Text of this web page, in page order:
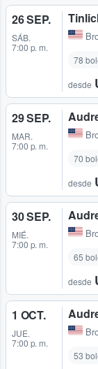
26 SEP.
SÁB.
7:00 p. m.
78
desde
29 SEP.
MAR.
7:00 p. m.
70
desde
30 SEP.
MIÉ.
7:00 p. m.
65
desde
1 OCT.
JUE.
7:00 p. m.
53